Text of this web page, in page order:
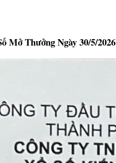
Mở Thưởng Ngày 30/5/2026